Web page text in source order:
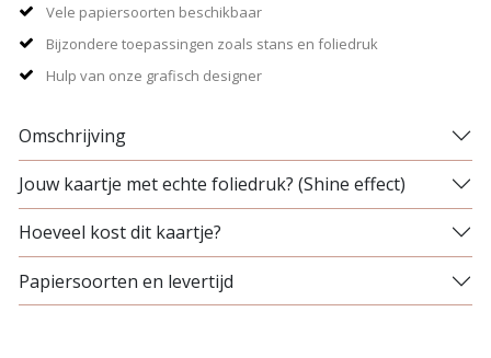
Vele papiersoorten beschikbaar
Bijzondere toepassingen zoals stans en foliedruk
Hulp van onze grafisch designer
Omschrijving
Jouw kaartje met echte foliedruk? (Shine effect)
Hoeveel kost dit kaartje?
Papiersoorten en levertijd